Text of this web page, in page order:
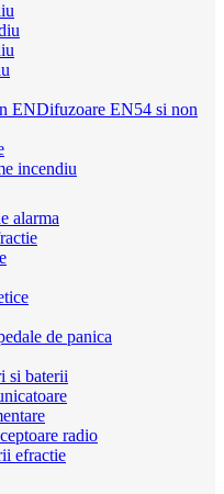
Difuzoare EN54 si non
incendiu
alarma
de panica
si baterii
radio
efractie